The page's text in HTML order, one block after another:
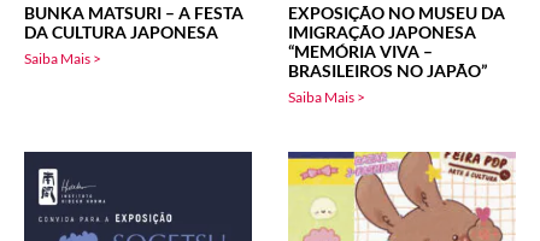
BUNKA MATSURI – A FESTA
DA CULTURA JAPONESA
Saiba Mais >
EXPOSIÇÃO NO MUSEU DA
IMIGRAÇÃO JAPONESA
“MEMÓRIA VIVA –
BRASILEIROS NO JAPÃO”
Saiba Mais >